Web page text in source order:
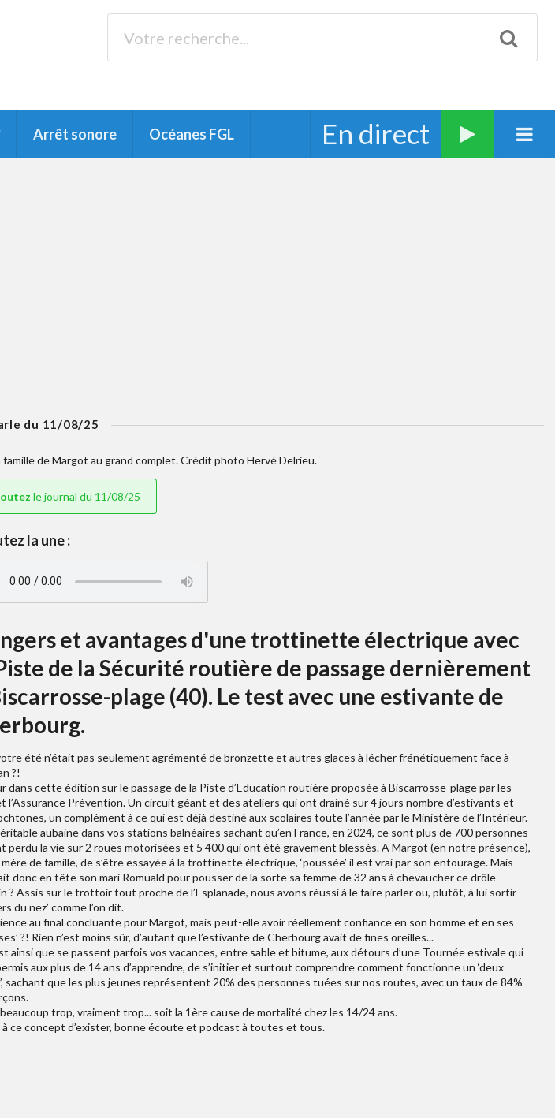
Arrêt sonore Océanes FGL En direct
du 11/08/25
famille de Margot au grand complet. Crédit photo Hervé Delrieu.
le journal du 11/08/25
la une :
et avantages d'une trottinette électrique avec
de la Sécurité routière de passage dernièrement
plage (40). Le test avec une estivante de
été n’était pas seulement agrémenté de bronzette et autres glaces à lécher frénétiquement face à
?!
dans cette édition sur le passage de la Piste d’Education routière proposée à Biscarrosse-plage par les
l’Assurance Prévention. Un circuit géant et des ateliers qui ont drainé sur 4 jours nombre d’estivants et
un complément à ce qui est déjà destiné aux scolaires toute l’année par le Ministère de l’Intérieur.
aubaine dans vos stations balnéaires sachant qu’en France, en 2024, ce sont plus de 700 personnes
perdu la vie sur 2 roues motorisées et 5 400 qui ont été gravement blessés. A Margot (en notre présence),
de famille, de s’être essayée à la trottinette électrique, ‘poussée’ il est vrai par son entourage. Mais
donc en tête son mari Romuald pour pousser de la sorte sa femme de 32 ans à chevaucher ce drôle
? Assis sur le trottoir tout proche de l’Esplanade, nous avons réussi à le faire parler ou, plutôt, à lui sortir
du nez’ comme l’on dit.
au final concluante pour Margot, mais peut-elle avoir réellement confiance en son homme et en ses
?! Rien n’est moins sûr, d’autant que l’estivante de Cherbourg avait de fines oreilles...
ainsi que se passent parfois vos vacances, entre sable et bitume, aux détours d’une Tournée estivale qui
aux plus de 14 ans d’apprendre, de s’initier et surtout comprendre comment fonctionne un ‘deux
sachant que les plus jeunes représentent 20% des personnes tuées sur nos routes, avec un taux de 84%
beaucoup trop, vraiment trop... soit la 1ère cause de mortalité chez les 14/24 ans.
à ce concept d’exister, bonne écoute et podcast à toutes et tous.